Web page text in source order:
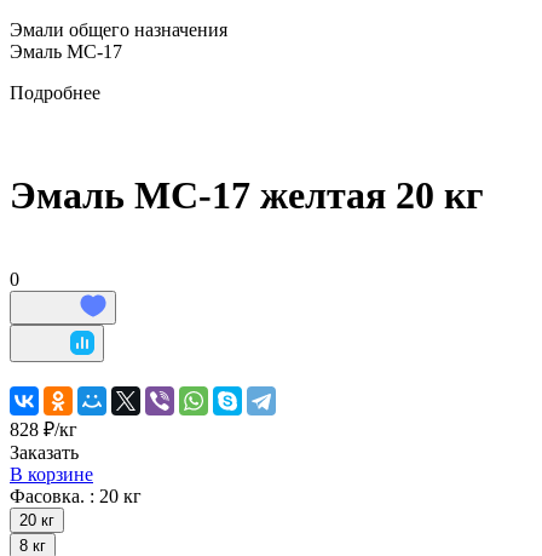
Эмали общего назначения
Эмаль МС-17
Подробнее
Эмаль МС-17 желтая 20 кг
0
828 ₽/кг
Заказать
В корзине
Фасовка. : 20 кг
20 кг
8 кг